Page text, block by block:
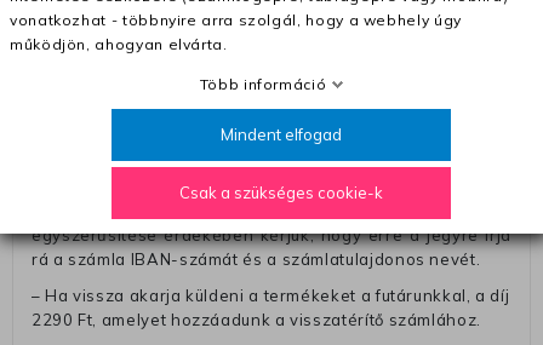
Pénzvisszatérítés:
Öntől a terméket/termékeket, vagy más futárral is
elküldheti. Olyan utávéttel küldött csomagot, melyne
értéke eltér 0 FT-tól, nem fogadunk el. A futárnak átadott
csomagba kérjük, hogy a visszaküldés könnyebb
azonosítása érdekében tegyen egy megjegyzést, amelyre
egyszerűsítése érdekében kérjük, hogy erre a jegyre írja
rá a számla IBAN-számát és a számlatulajdonos nevét.
– Ha vissza akarja küldeni a termékeket a futárunkkal, a díj
2290 Ft, amelyet hozzáadunk a visszatérítő számlához.
vonatkozhat - többnyire arra szolgál, hogy a webhely úgy
működjön, ahogyan elvárta.
Több információ
Mindent elfogad
Csak a szükséges cookie-k